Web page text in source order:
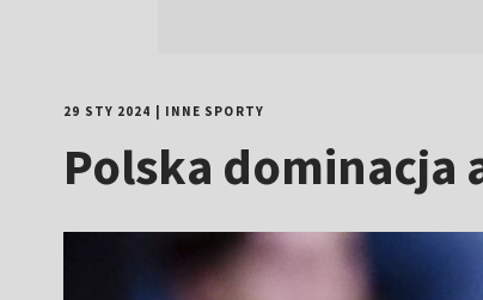
29 STY 2024 INNE SPORTY
Polska dominacja